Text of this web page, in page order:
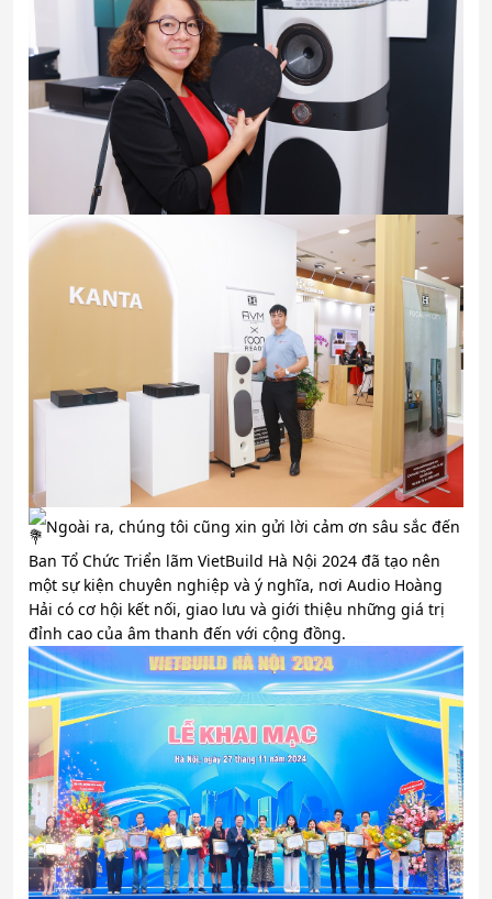
Ngoài ra, chúng tôi cũng xin gửi lời cảm ơn sâu sắc đến
Ban Tổ Chức Triển lãm VietBuild Hà Nội 2024 đã tạo nên
một sự kiện chuyên nghiệp và ý nghĩa, nơi Audio Hoàng
Hải có cơ hội kết nối, giao lưu và giới thiệu những giá trị
đỉnh cao của âm thanh đến với cộng đồng.